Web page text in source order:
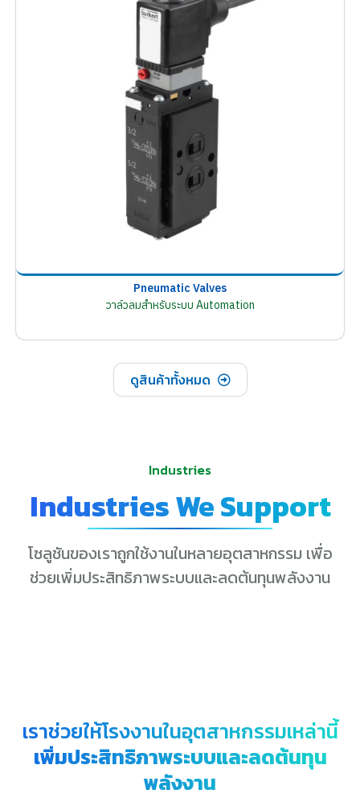
Pneumatic Valves
วาล์วลมสำหรับระบบ Automation
ดูสินค้าทั้งหมด
Industries
Industries We Support
โซลูชันของเราถูกใช้งานในหลายอุตสาหกรรม เพื่อ
ช่วยเพิ่มประสิทธิภาพระบบและลดต้นทุนพลังงาน
เราช่วยให้โรงงานในอุตสาหกรรมเหล่านี้
เพิ่มประสิทธิภาพระบบและลดต้นทุน
พลังงาน